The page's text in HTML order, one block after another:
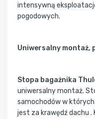
intensywną
pogodowych.
Uniwersalny montaż,
Stopa bagażnika
uniwersalny montaż.
samochodów w
jest za krawędź dachu